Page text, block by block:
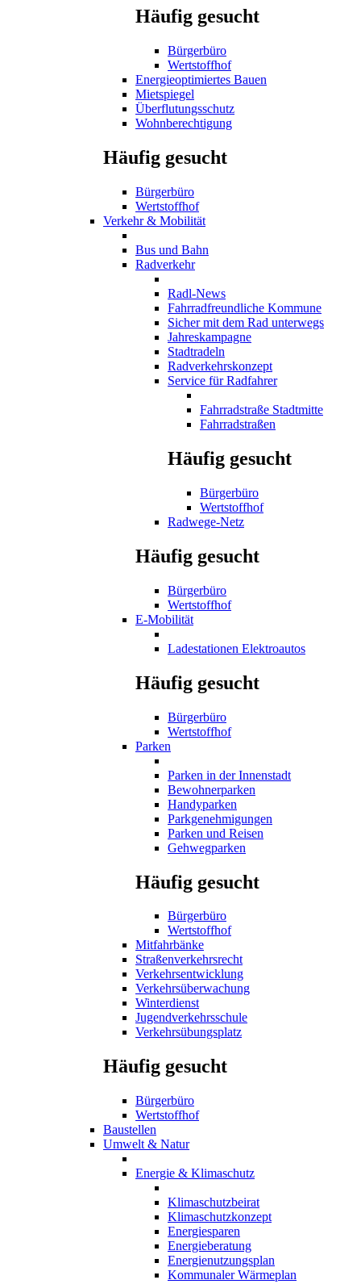
Häufig gesucht
Bürgerbüro
Wertstoffhof
Energieoptimiertes Bauen
Mietspiegel
Überflutungsschutz
Wohnberechtigung
Häufig gesucht
Bürgerbüro
Wertstoffhof
Verkehr & Mobilität
Bus und Bahn
Radverkehr
Radl-News
Fahrradfreundliche Kommune
Sicher mit dem Rad unterwegs
Jahreskampagne
Stadtradeln
Radverkehrskonzept
Service für Radfahrer
Fahrradstraße Stadtmitte
Fahrradstraßen
Häufig gesucht
Bürgerbüro
Wertstoffhof
Radwege-Netz
Häufig gesucht
Bürgerbüro
Wertstoffhof
E-Mobilität
Ladestationen Elektroautos
Häufig gesucht
Bürgerbüro
Wertstoffhof
Parken
Parken in der Innenstadt
Bewohnerparken
Handyparken
Parkgenehmigungen
Parken und Reisen
Gehwegparken
Häufig gesucht
Bürgerbüro
Wertstoffhof
Mitfahrbänke
Straßenverkehrsrecht
Verkehrsentwicklung
Verkehrsüberwachung
Winterdienst
Jugendverkehrsschule
Verkehrsübungsplatz
Häufig gesucht
Bürgerbüro
Wertstoffhof
Baustellen
Umwelt & Natur
Energie & Klimaschutz
Klimaschutzbeirat
Klimaschutzkonzept
Energiesparen
Energieberatung
Energienutzungsplan
Kommunaler Wärmeplan